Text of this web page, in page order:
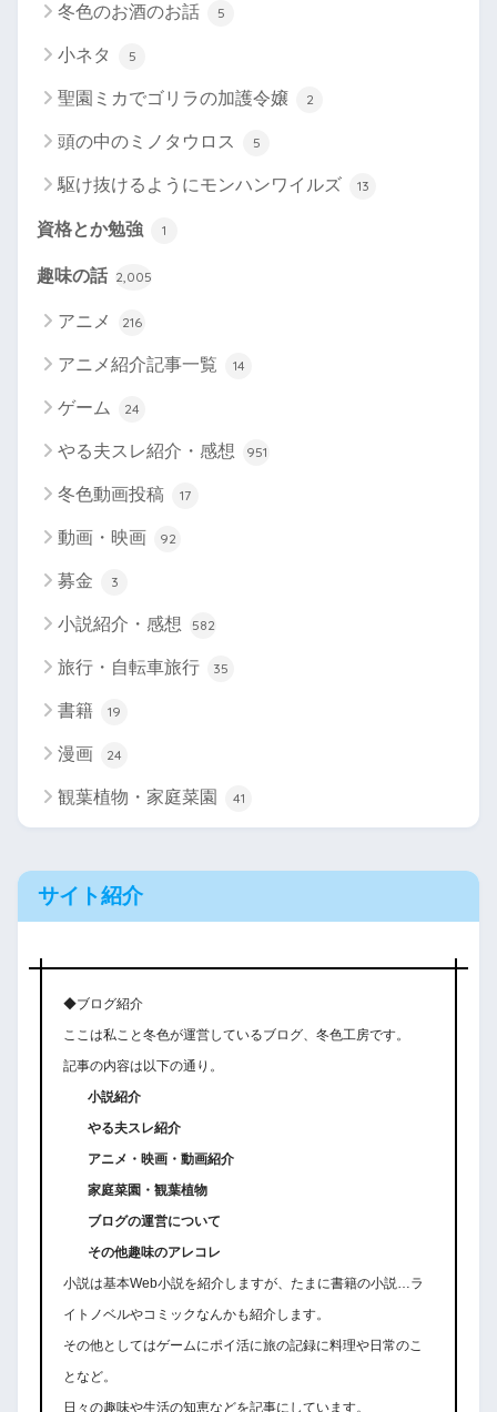
冬色のお酒のお話 5
小ネタ 5
聖園ミカでゴリラの加護令嬢 2
頭の中のミノタウロス 5
駆け抜けるようにモンハンワイルズ 13
資格とか勉強 1
趣味の話 2,005
アニメ 216
アニメ紹介記事一覧 14
ゲーム 24
やる夫スレ紹介・感想 951
冬色動画投稿 17
動画・映画 92
募金 3
小説紹介・感想 582
旅行・自転車旅行 35
書籍 19
漫画 24
観葉植物・家庭菜園 41
サイト紹介
◆ブログ紹介
ここは私こと冬色が運営しているブログ、冬色工房です。
記事の内容は以下の通り。
小説紹介
やる夫スレ紹介
アニメ・映画・動画紹介
家庭菜園・観葉植物
ブログの運営について
その他趣味のアレコレ
小説は基本Web小説を紹介しますが、たまに書籍の小説…ラ
イトノベルやコミックなんかも紹介します。
その他としてはゲームにポイ活に旅の記録に料理や日常のこ
となど。
日々の趣味や生活の知恵などを記事にしています。